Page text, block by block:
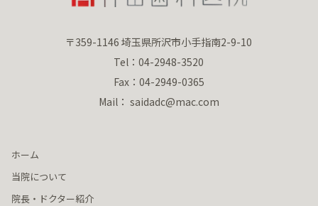
〒359-1146 埼玉県所沢市小手指南2-9-10
Tel：04-2948-3520
Fax：04-2949-0365
Mail： saidadc@mac.com
ホーム
当院について
院長・ドクター紹介